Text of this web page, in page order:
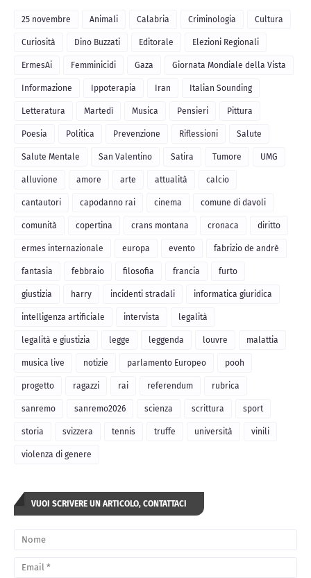
25 novembre Animali Calabria Criminologia Cultura
Curiosità Dino Buzzati Editorale Elezioni Regionali
ErmesAi Femminicidi Gaza Giornata Mondiale della Vista
Informazione Ippoterapia Iran Italian Sounding
Letteratura Martedì Musica Pensieri Pittura
Poesia Politica Prevenzione Riflessioni Salute
Salute Mentale San Valentino Satira Tumore UMG
alluvione amore arte attualità calcio
cantautori capodanno rai cinema comune di davoli
comunità copertina crans montana cronaca diritto
ermes internazionale europa evento fabrizio de andrè
fantasia febbraio filosofia francia furto
giustizia harry incidenti stradali informatica giuridica
intelligenza artificiale intervista legalità
legalità e giustizia legge leggenda louvre malattia
musica live notizie parlamento Europeo pooh
progetto ragazzi rai referendum rubrica
sanremo sanremo2026 scienza scrittura sport
storia svizzera tennis truffe università vinili
violenza di genere
VUOI SCRIVERE UN ARTICOLO, CONTATTACI